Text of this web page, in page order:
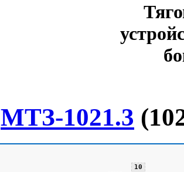
МТЗ-1021.3
10